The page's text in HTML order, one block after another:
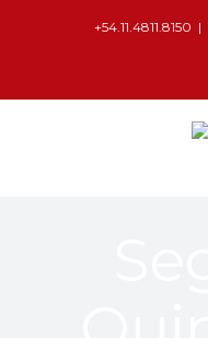
+54.11.4811.8150 |